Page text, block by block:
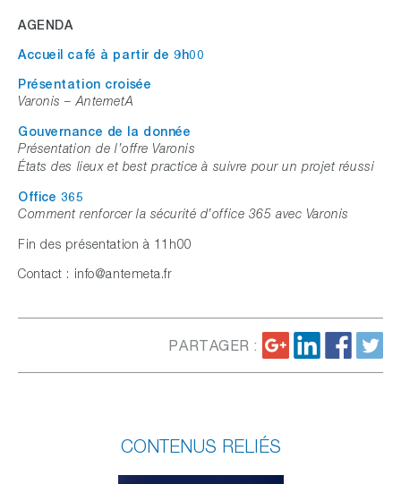
AGENDA
Accueil café à partir de 9h00
Présentation croisée
Varonis – AntemetA
Gouvernance de la donnée
Présentation de l’offre Varonis
États des lieux et best practice à suivre pour un projet réussi
Office 365
Comment renforcer la sécurité d’office 365 avec Varonis
Fin des présentation à 11h00
Contact : info@antemeta.fr
PARTAGER :
CONTENUS RELIÉS